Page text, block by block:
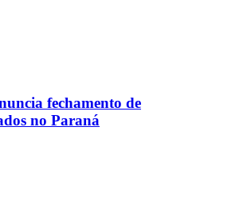
fechamento de
no Paraná